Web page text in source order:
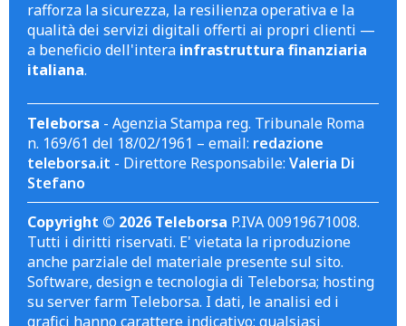
rafforza la sicurezza, la resilienza operativa e la
qualità dei servizi digitali offerti ai propri clienti —
a beneficio dell'intera infrastruttura finanziaria
italiana.
Teleborsa - Agenzia Stampa reg. Tribunale Roma
n. 169/61 del 18/02/1961 – email: redazione
teleborsa.it - Direttore Responsabile: Valeria Di
Stefano
Copyright © 2026 Teleborsa P.IVA 00919671008.
Tutti i diritti riservati. E' vietata la riproduzione
anche parziale del materiale presente sul sito.
Software, design e tecnologia di Teleborsa; hosting
su server farm Teleborsa. I dati, le analisi ed i
grafici hanno carattere indicativo; qualsiasi